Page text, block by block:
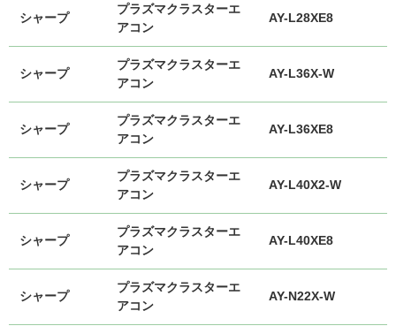
シャープ
プラズマクラスターエ
アコン
AY-L28XE8
シャープ
プラズマクラスターエ
アコン
AY-L36X-W
シャープ
プラズマクラスターエ
アコン
AY-L36XE8
シャープ
プラズマクラスターエ
アコン
AY-L40X2-W
シャープ
プラズマクラスターエ
アコン
AY-L40XE8
シャープ
プラズマクラスターエ
アコン
AY-N22X-W